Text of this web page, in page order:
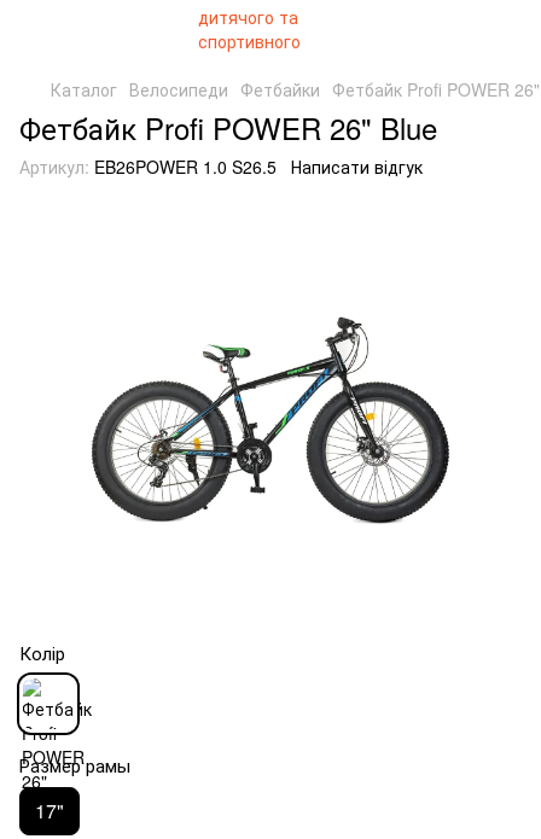
Каталог Велосипеди Фетбайки Фетбайк Profi POWER
Фетбайк Profi POWER 26" Blue
Артикул: EB26POWER 1.0 S26.5 Написати відгук
Колір
Размер рамы
17"